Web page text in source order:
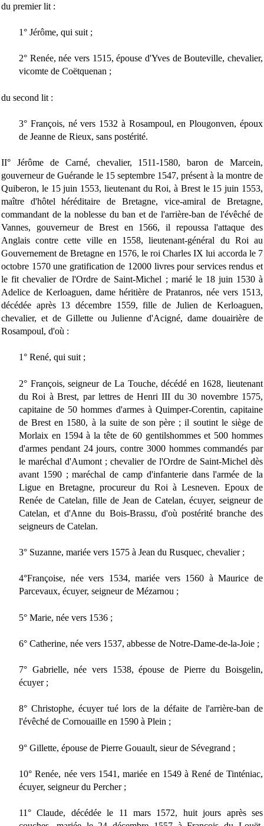
du premier lit :
1° Jérôme, qui suit ;
2° Renée, née vers 1515, épouse d'Yves de Bouteville, chevalier,
vicomte de Coëtquenan ;
du second lit :
3° François, né vers 1532 à Rosampoul, en Plougonven, époux
de Jeanne de Rieux, sans postérité.
II° Jérôme de Carné, chevalier, 1511-1580, baron de Marcein,
gouverneur de Guérande le 15 septembre 1547, présent à la montre de
Quiberon, le 15 juin 1553, lieutenant du Roi, à Brest le 15 juin 1553,
maître d'hôtel héréditaire de Bretagne, vice-amiral de Bretagne,
commandant de la noblesse du ban et de l'arrière-ban de l'évêché de
Vannes, gouverneur de Brest en 1566, il repoussa l'attaque des
Anglais contre cette ville en 1558, lieutenant-général du Roi au
Gouvernement de Bretagne en 1576, le roi Charles IX lui accorda le 7
octobre 1570 une gratification de 12000 livres pour services rendus et
le fit chevalier de l'Ordre de Saint-Michel ; marié le 18 juin 1530 à
Adelice de Kerloaguen, dame héritière de Pratanros, née vers 1513,
décédée après 13 décembre 1559, fille de Julien de Kerloaguen,
chevalier, et de Gillette ou Julienne d'Acigné, dame douairière de
Rosampoul, d'où :
1° René, qui suit ;
2° François, seigneur de La Touche, décédé en 1628, lieutenant
du Roi à Brest, par lettres de Henri III du 30 novembre 1575,
capitaine de 50 hommes d'armes à Quimper-Corentin, capitaine
de Brest en 1580, à la suite de son père ; il soutint le siège de
Morlaix en 1594 à la tête de 60 gentilshommes et 500 hommes
d'armes pendant 24 jours, contre 3000 hommes commandés par
le maréchal d'Aumont ; chevalier de l'Ordre de Saint-Michel dès
avant 1590 ; maréchal de camp d'infanterie dans l'armée de la
Ligue en Bretagne, procureur du Roi à Lesneven. Epoux de
Renée de Catelan, fille de Jean de Catelan, écuyer, seigneur de
Catelan, et d'Anne du Bois-Brassu, d'où postérité branche des
seigneurs de Catelan.
3° Suzanne, mariée vers 1575 à Jean du Rusquec, chevalier ;
4°Françoise, née vers 1534, mariée vers 1560 à Maurice de
Parcevaux, écuyer, seigneur de Mézarnou ;
5° Marie, née vers 1536 ;
6° Catherine, née vers 1537, abbesse de Notre-Dame-de-la-Joie ;
7° Gabrielle, née vers 1538, épouse de Pierre du Boisgelin,
écuyer ;
8° Christophe, écuyer tué lors de la défaite de l'arrière-ban de
l'évêché de Cornouaille en 1590 à Plein ;
9° Gillette, épouse de Pierre Gouault, sieur de Sévegrand ;
10° Renée, née vers 1541, mariée en 1549 à René de Tinténiac,
écuyer, seigneur du Percher ;
11° Claude, décédée le 11 mars 1572, huit jours après ses